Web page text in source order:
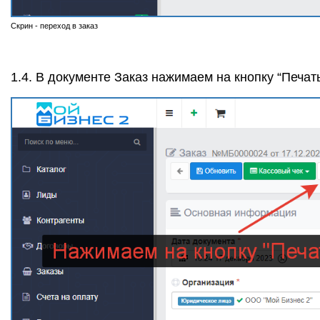
Скрин - переход в заказ
1.4. В документе Заказ нажимаем на кнопку